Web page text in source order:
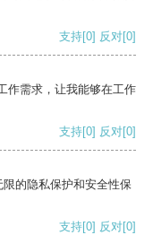
支持[0] 反对[0]
作需求，让我能够在工作
支持[0] 反对[0]
的隐私保护和安全性保
支持[0] 反对[0]